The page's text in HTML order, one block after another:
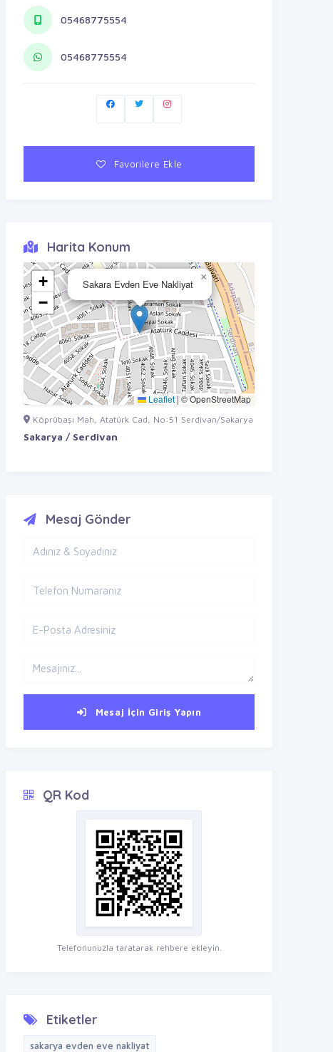
05468775554
05468775554
Favorilere Ekle
Harita Konum
Sakara Evden Eve Nakliyat
×
+
−
Leaflet|© OpenStreetMap
Köprübaşı Mah, Atatürk Cad, No:51 Serdivan/Sakarya
Sakarya / Serdivan
Mesaj Gönder
Mesaj İçin Giriş Yapın
QR Kod
Telefonunuzla taratarak rehbere ekleyin.
Etiketler
sakarya evden eve nakliyat